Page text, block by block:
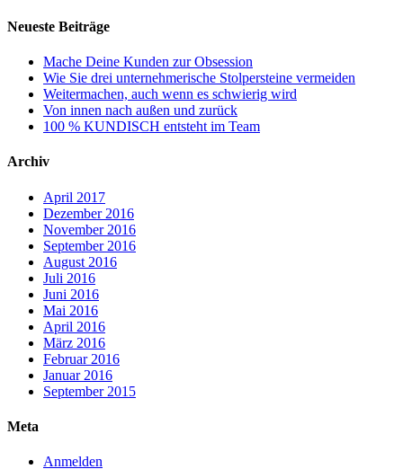
Neueste Beiträge
Mache Deine Kunden zur Obsession
Wie Sie drei unternehmerische Stolpersteine vermeiden
Weitermachen, auch wenn es schwierig wird
Von innen nach außen und zurück
100 % KUNDISCH entsteht im Team
Archiv
April 2017
Dezember 2016
November 2016
September 2016
August 2016
Juli 2016
Juni 2016
Mai 2016
April 2016
März 2016
Februar 2016
Januar 2016
September 2015
Meta
Anmelden